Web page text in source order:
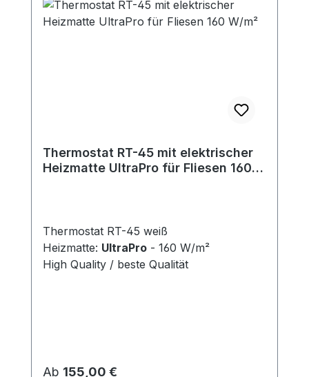
Thermostat RT-45 mit elektrischer
Heizmatte UltraPro für Fliesen 160
Thermostat RT-45 weiß
Heizmatte: UltraPro - 160 W/m²
High Quality / beste Qualität
Regulärer Preis:
Ab 155,00 €